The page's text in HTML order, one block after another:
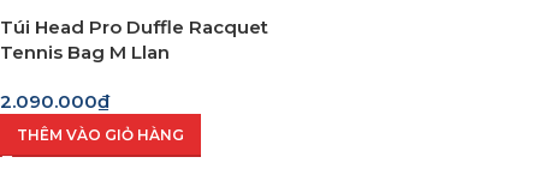
Túi Head Pro Duffle Racquet
Tennis Bag M Llan
2.090.000₫
THÊM VÀO GIỎ HÀNG